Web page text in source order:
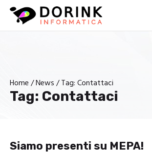
Home News Tag: Contattaci
Tag: Contattaci
Chi Siamo
Prodotti e Servizi
Siamo presenti su MEPA!